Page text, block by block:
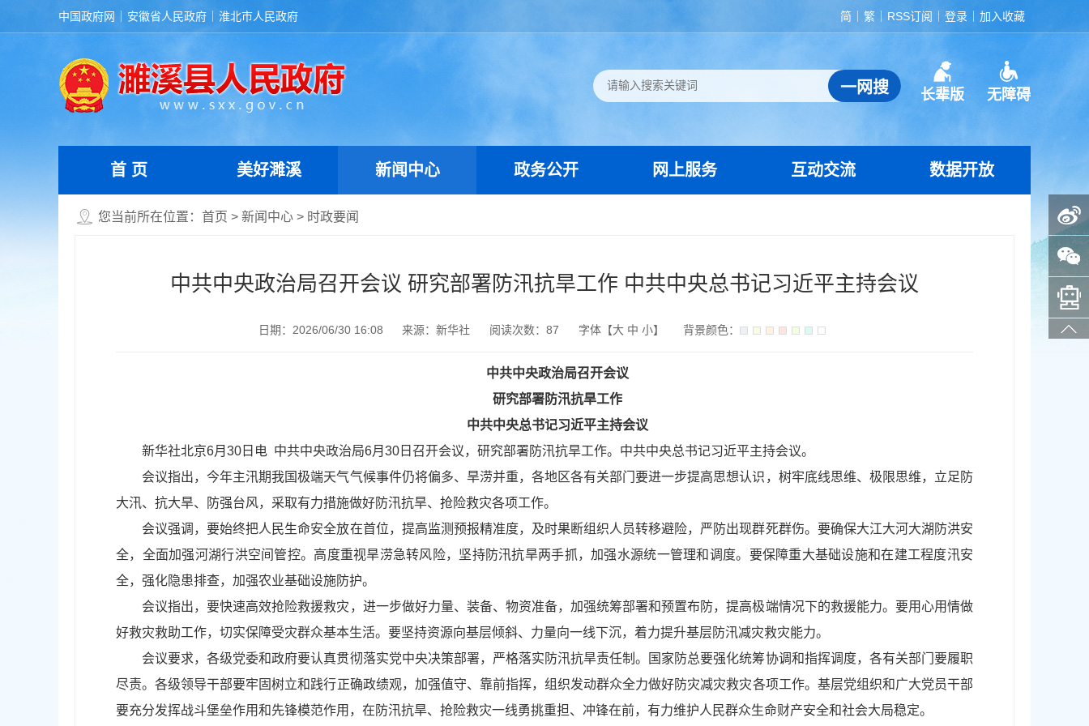
中国政府网 安徽省人民政府 淮北市人民政府 简 繁 RSS订阅 登录 加入收藏
长辈版 无障碍
首 页 美好濉溪 新闻中心 政务公开 网上服务 互动交流 数据开放
您当前所在位置： 首页 > 新闻中心 > 时政要闻
中共中央政治局召开会议 研究部署防汛抗旱工作 中共中央总书记习近平主持会议
日期：2026/06/30 16:08 来源：新华社 阅读次数： 87 字体【大 中 小】 背景颜色：
中共中央政治局召开会议
研究部署防汛抗旱工作
中共中央总书记习近平主持会议
新华社北京6月30日电 中共中央政治局6月30日召开会议，研究部署防汛抗旱工作。中共中央总书记习近平主持会议。
会议指出，今年主汛期我国极端天气气候事件仍将偏多、旱涝并重，各地区各有关部门要进一步提高思想认识，树牢底线思维、极限思维，立足防
大汛、抗大旱、防强台风，采取有力措施做好防汛抗旱、抢险救灾各项工作。
会议强调，要始终把人民生命安全放在首位，提高监测预报精准度，及时果断组织人员转移避险，严防出现群死群伤。要确保大江大河大湖防洪安
全，全面加强河湖行洪空间管控。高度重视旱涝急转风险，坚持防汛抗旱两手抓，加强水源统一管理和调度。要保障重大基础设施和在建工程度汛安
全，强化隐患排查，加强农业基础设施防护。
会议指出，要快速高效抢险救援救灾，进一步做好力量、装备、物资准备，加强统筹部署和预置布防，提高极端情况下的救援能力。要用心用情做
好救灾救助工作，切实保障受灾群众基本生活。要坚持资源向基层倾斜、力量向一线下沉，着力提升基层防汛减灾救灾能力。
会议要求，各级党委和政府要认真贯彻落实党中央决策部署，严格落实防汛抗旱责任制。国家防总要强化统筹协调和指挥调度，各有关部门要履职
尽责。各级领导干部要牢固树立和践行正确政绩观，加强值守、靠前指挥，组织发动群众全力做好防灾减灾救灾各项工作。基层党组织和广大党员干部
要充分发挥战斗堡垒作用和先锋模范作用，在防汛抗旱、抢险救灾一线勇挑重担、冲锋在前，有力维护人民群众生命财产安全和社会大局稳定。
智能问答助手